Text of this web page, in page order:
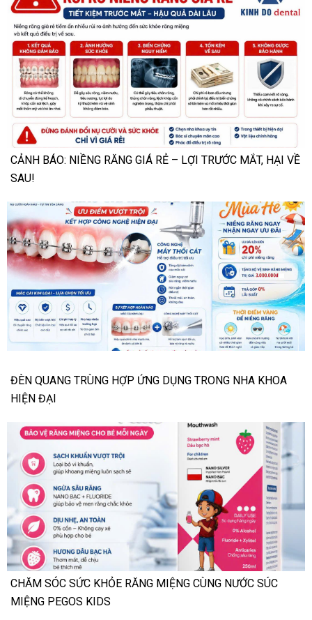
CẢNH BÁO: NIỀNG RĂNG GIÁ RẺ – LỢI TRƯỚC MẮT, HẠI VỀ
SAU!
ĐÈN QUANG TRÙNG HỢP ỨNG DỤNG TRONG NHA KHOA
HIỆN ĐẠI
CHĂM SÓC SỨC KHỎE RĂNG MIỆNG CÙNG NƯỚC SÚC
MIỆNG PEGOS KIDS